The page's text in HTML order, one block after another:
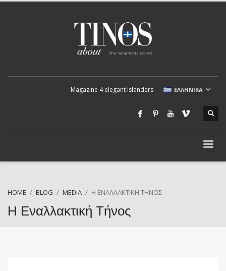
Magazine 4 elegant islanders ΕΛΛΗΝΙΚΆ
HOME BLOG MEDIA H ΕΝΑΛΛΑΚΤΙΚΉ ΤΉΝΟΣ
H Εναλλακτική Τήνος